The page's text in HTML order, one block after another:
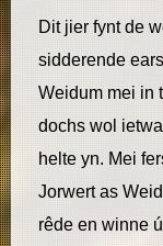
Dit jier fynt de
sidderende
Weidum mei in
dochs wol
helte yn. Mei
Jorwert as
rêde en winne